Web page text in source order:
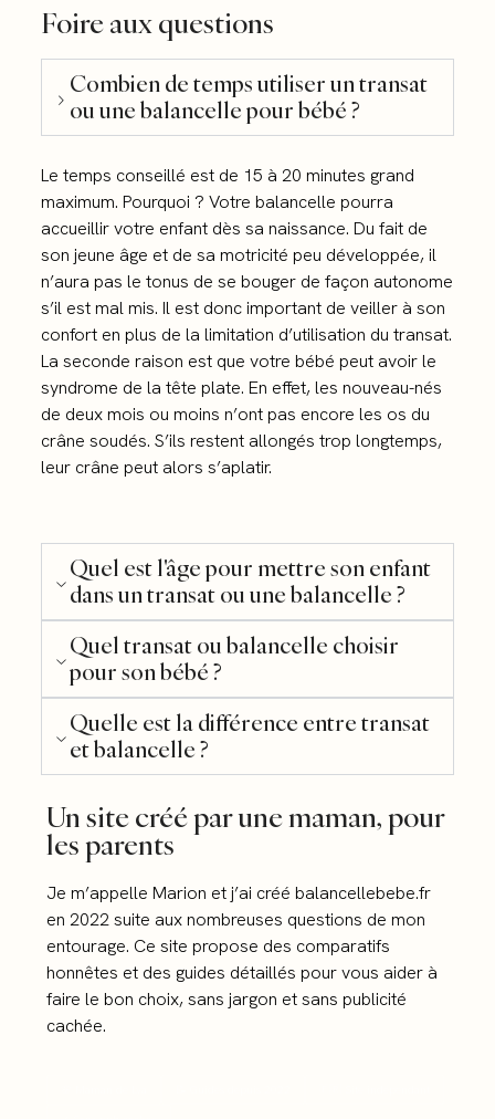
Foire aux questions
Combien de temps utiliser un transat
ou une balancelle pour bébé ?
Le temps conseillé est de 15 à 20 minutes grand
maximum. Pourquoi ? Votre balancelle pourra
accueillir votre enfant dès sa naissance. Du fait de
son jeune âge et de sa motricité peu développée, il
n’aura pas le tonus de se bouger de façon autonome
s’il est mal mis. Il est donc important de veiller à son
confort en plus de la limitation d’utilisation du transat.
La seconde raison est que votre bébé peut avoir le
syndrome de la tête plate. En effet, les nouveau-nés
de deux mois ou moins n’ont pas encore les os du
crâne soudés. S’ils restent allongés trop longtemps,
leur crâne peut alors s’aplatir.
Quel est l'âge pour mettre son enfant
dans un transat ou une balancelle ?
Quel transat ou balancelle choisir
pour son bébé ?
Quelle est la différence entre transat
et balancelle ?
Un site créé par une maman, pour
les parents
Je m’appelle Marion et j’ai créé balancellebebe.fr
en 2022 suite aux nombreuses questions de mon
entourage. Ce site propose des comparatifs
honnêtes et des guides détaillés pour vous aider à
faire le bon choix, sans jargon et sans publicité
cachée.